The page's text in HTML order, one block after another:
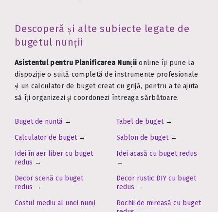
Descoperă și alte subiecte legate de
bugetul nunții
Asistentul pentru Planificarea Nunții online îți pune la
dispoziție o suită completă de instrumente profesionale
și un calculator de buget creat cu grijă, pentru a te ajuta
să îți organizezi și coordonezi întreaga sărbătoare.
Buget de nuntă → Tabel de buget→
Calculator de buget→ Șablon de buget→
Idei în aer liber cu buget
redus →
Idei acasă cu buget redus
→
Decor scenă cu buget
redus →
Decor rustic DIY cu buget
redus →
Costul mediu al unei nunți
Rochii de mireasă cu buget